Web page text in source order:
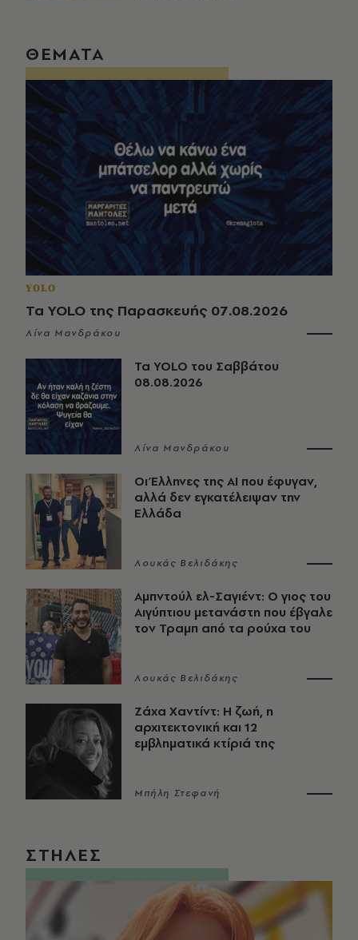
ΘΕΜΑΤΑ
YOLO
Τα YOLO της Παρασκευής 07.08.2026
Λίνα Μανδράκου
Τα YOLO του Σαββάτου
08.08.2026
Λίνα Μανδράκου
Οι Έλληνες της ΑΙ που έφυγαν,
αλλά δεν εγκατέλειψαν την
Ελλάδα
Λουκάς Βελιδάκης
Αμπντούλ ελ-Σαγιέντ: Ο γιος του
Αιγύπτιου μετανάστη που έβγαλε
τον Τραμπ από τα ρούχα του
Λουκάς Βελιδάκης
Ζάχα Χαντίντ: Η ζωή, η
αρχιτεκτονική και 12
εμβληματικά κτίριά της
Μπήλη Στεφανή
ΣΤΗΛΕΣ